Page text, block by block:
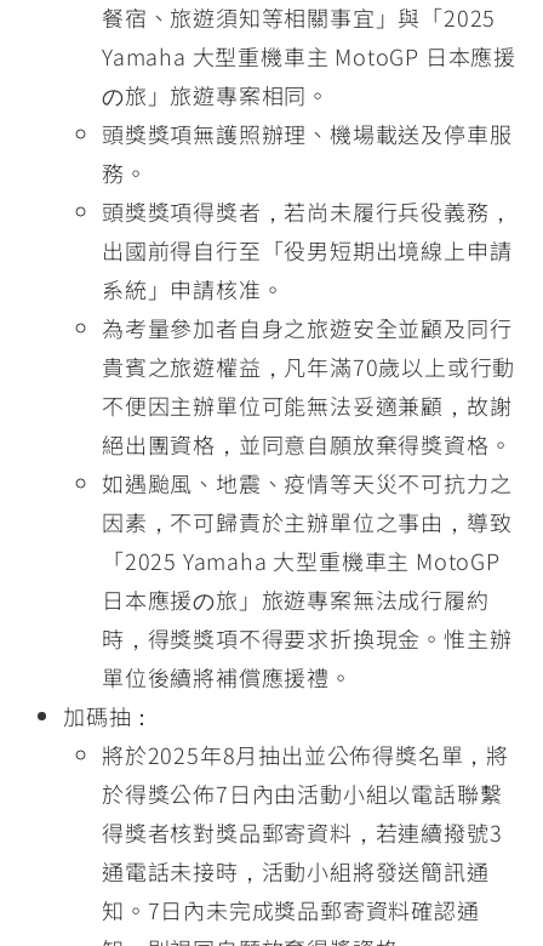
餐宿、旅遊須知等相關事宜」與「2025
Yamaha 大型重機車主 MotoGP 日本應援
の旅」旅遊專案相同。
頭獎獎項無護照辦理、機場載送及停車服
務。
頭獎獎項得獎者，若尚未履行兵役義務，
出國前得自行至「役男短期出境線上申請
系統」申請核准。
為考量參加者自身之旅遊安全並顧及同行
貴賓之旅遊權益，凡年滿70歲以上或行動
不便因主辦單位可能無法妥適兼顧，故謝
絕出團資格，並同意自願放棄得獎資格。
如遇颱風、地震、疫情等天災不可抗力之
因素，不可歸責於主辦單位之事由，導致
「2025 Yamaha 大型重機車主 MotoGP
日本應援の旅」旅遊專案無法成行履約
時，得獎獎項不得要求折換現金。惟主辦
單位後續將補償應援禮。
加碼抽：
將於2025年8月抽出並公佈得獎名單，將
於得獎公佈7日內由活動小組以電話聯繫
得獎者核對獎品郵寄資料，若連續撥號3
通電話未接時，活動小組將發送簡訊通
知。7日內未完成獎品郵寄資料確認通